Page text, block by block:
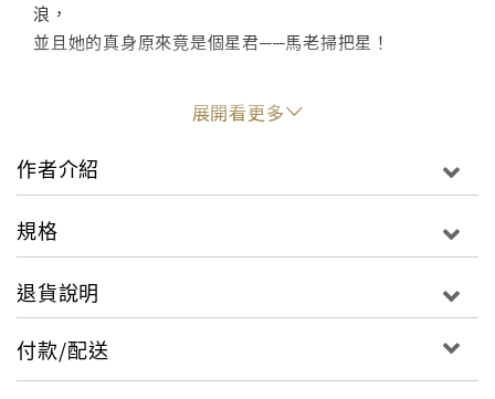
浪，
並且她的真身原來竟是個星君──馬老掃把星！
徐浪就此被掃把星剋得衰運連連，叫苦不迭，
可意外的是，李一靈竟在這時回想起他和洛梓琪的過往
種種，
而為了了結這一切，他們必須拿回洛梓琪在地獄裡的分
畢竟一進地獄，刑期不滿，誰敢放出？
此時徐浪身上的馬老太太可派上用場了，
天上地下，管你是神仙還是鬼差，掃把星一剋，全都得
展開看更多
作者介紹
規格
退貨說明
付款/配送